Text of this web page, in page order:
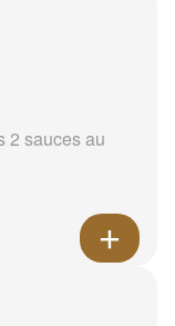
2 sauces au